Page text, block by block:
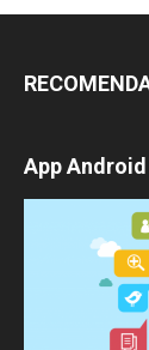
App Android